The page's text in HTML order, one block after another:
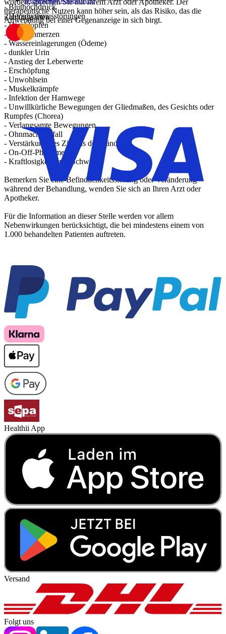
worden, sprechen Sie mit Ihrem Arzt oder Apotheker. Der
therapeutische Nutzen kann höher sein, als das Risiko, das die
Anwendung bei einer Gegenanzeige in sich birgt.
- Bluthochdruck
- Herzrhythmusstörungen
- Herzklopfen
- Brustschmerzen
- Wassereinlagerungen (Ödeme)
- dunkler Urin
- Anstieg der Leberwerte
- Erschöpfung
- Unwohlsein
- Muskelkrämpfe
- Infektion der Harnwege
- Unwillkürliche Bewegungen der Gliedmaßen, des Gesichts oder
Rumpfes (Chorea)
- Verlangsamte Bewegungen
- Ohnmachtsanfall
- Verstärkung des Zitterns der Hände
- On-Off-Phänomen
- Kraftlosigkeit bzw. Schwäche
Bemerken Sie eine Befindlichkeitsstörung oder Veränderung
während der Behandlung, wenden Sie sich an Ihren Arzt oder
Apotheker.
Für die Information an dieser Stelle werden vor allem
Nebenwirkungen berücksichtigt, die bei mindestens einem von
1.000 behandelten Patienten auftreten.
Zahlungsarten
Healthii App
Versand
Folgt uns